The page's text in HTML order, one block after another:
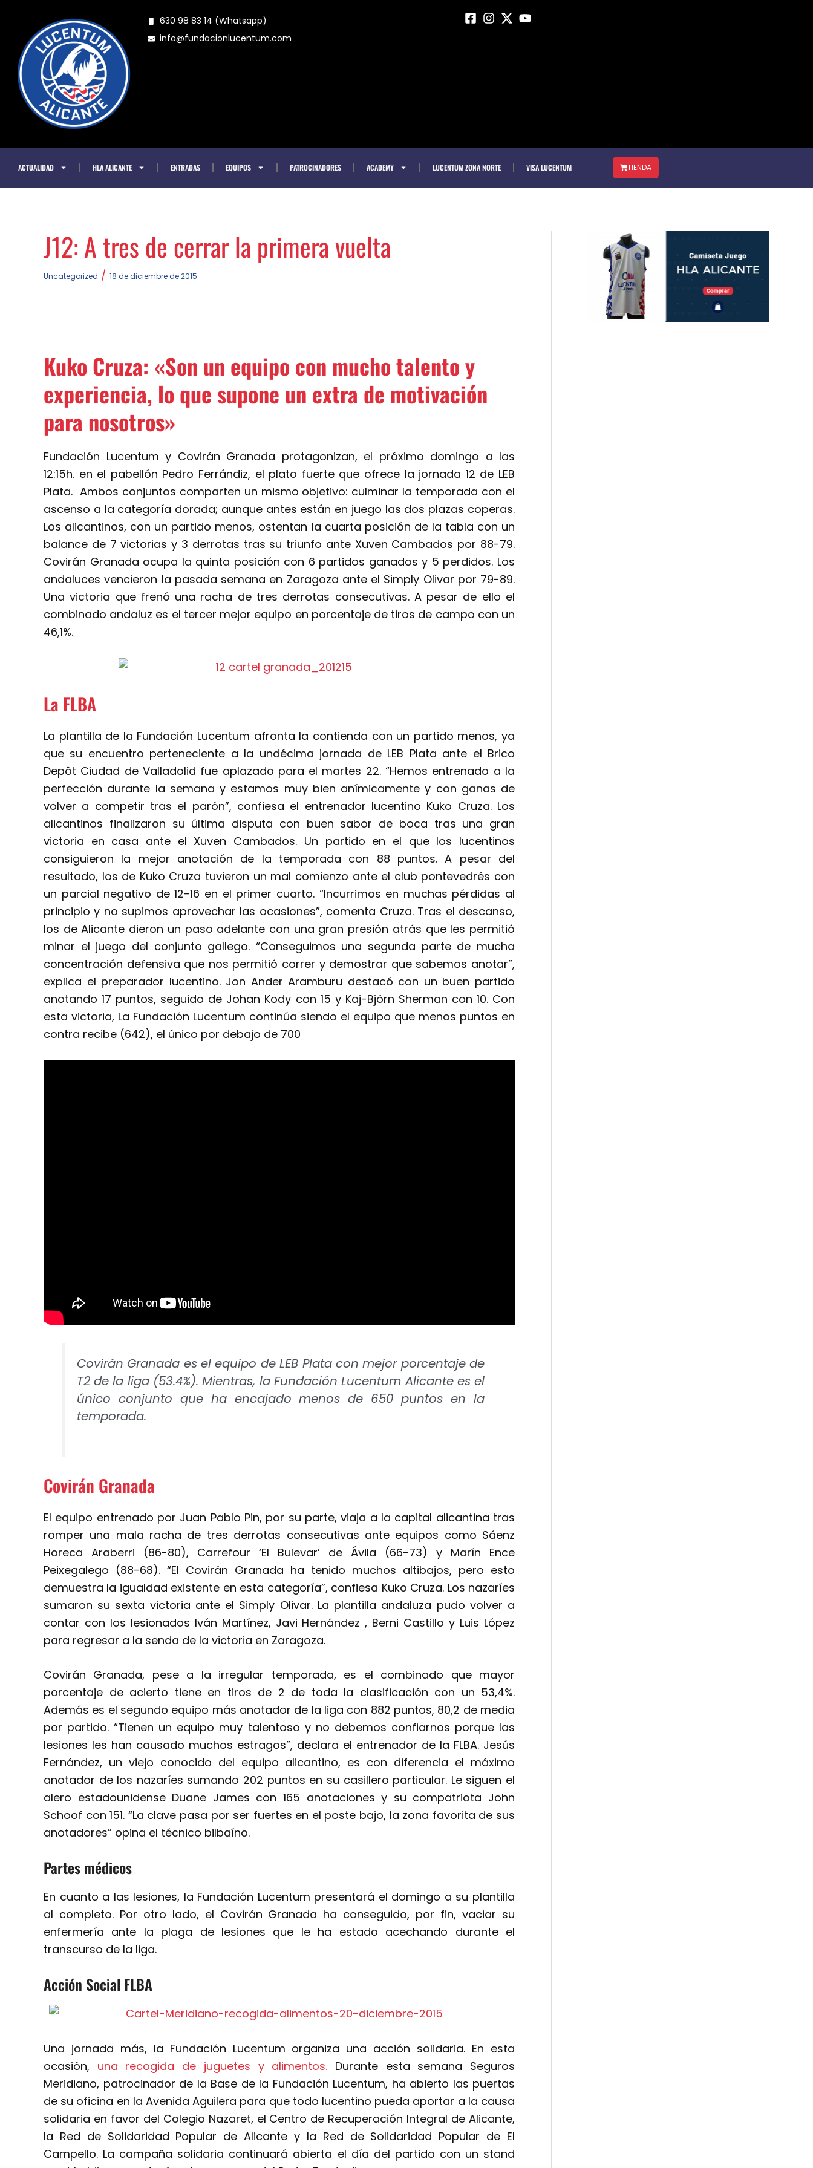
contenido
630 98 83 14 (Whatsapp)
info@fundacionlucentum.com
ACTUALIDAD HLA ALICANTE ENTRADAS EQUIPOS PATROCINADORES ACADEMY LUCENTUM ZONA NORTE VISA LUCENTUM TIENDA
J12: A tres de cerrar la primera vuelta
Uncategorized / 18 de diciembre de 2015
Kuko Cruza: «Son un equipo con mucho talento y
experiencia, lo que supone un extra de motivación
para nosotros»
Fundación Lucentum y Covirán Granada protagonizan, el próximo domingo a las
12:15h. en el pabellón Pedro Ferrándiz, el plato fuerte que ofrece la jornada 12 de LEB
Plata. Ambos conjuntos comparten un mismo objetivo: culminar la temporada con el
ascenso a la categoría dorada; aunque antes están en juego las dos plazas coperas.
Los alicantinos, con un partido menos, ostentan la cuarta posición de la tabla con un
balance de 7 victorias y 3 derrotas tras su triunfo ante Xuven Cambados por 88-79.
Covirán Granada ocupa la quinta posición con 6 partidos ganados y 5 perdidos. Los
andaluces vencieron la pasada semana en Zaragoza ante el Simply Olivar por 79-89.
Una victoria que frenó una racha de tres derrotas consecutivas. A pesar de ello el
combinado andaluz es el tercer mejor equipo en porcentaje de tiros de campo con un
46,1%.
La FLBA
La plantilla de la Fundación Lucentum afronta la contienda con un partido menos, ya
que su encuentro perteneciente a la undécima jornada de LEB Plata ante el Brico
Depôt Ciudad de Valladolid fue aplazado para el martes 22. “Hemos entrenado a la
perfección durante la semana y estamos muy bien anímicamente y con ganas de
volver a competir tras el parón”, confiesa el entrenador lucentino Kuko Cruza. Los
alicantinos finalizaron su última disputa con buen sabor de boca tras una gran
victoria en casa ante el Xuven Cambados. Un partido en el que los lucentinos
consiguieron la mejor anotación de la temporada con 88 puntos. A pesar del
resultado, los de Kuko Cruza tuvieron un mal comienzo ante el club pontevedrés con
un parcial negativo de 12-16 en el primer cuarto. “Incurrimos en muchas pérdidas al
principio y no supimos aprovechar las ocasiones”, comenta Cruza. Tras el descanso,
los de Alicante dieron un paso adelante con una gran presión atrás que les permitió
minar el juego del conjunto gallego. “Conseguimos una segunda parte de mucha
concentración defensiva que nos permitió correr y demostrar que sabemos anotar”,
explica el preparador lucentino. Jon Ander Aramburu destacó con un buen partido
anotando 17 puntos, seguido de Johan Kody con 15 y Kaj-Björn Sherman con 10. Con
esta victoria, La Fundación Lucentum continúa siendo el equipo que menos puntos en
contra recibe (642), el único por debajo de 700
Covirán Granada es el equipo de LEB Plata con mejor porcentaje de
T2 de la liga (53.4%). Mientras, la Fundación Lucentum Alicante es el
único conjunto que ha encajado menos de 650 puntos en la
temporada.
Covirán Granada
El equipo entrenado por Juan Pablo Pin, por su parte, viaja a la capital alicantina tras
romper una mala racha de tres derrotas consecutivas ante equipos como Sáenz
Horeca Araberri (86-80), Carrefour ‘El Bulevar’ de Ávila (66-73) y Marín Ence
Peixegalego (88-68). “El Covirán Granada ha tenido muchos altibajos, pero esto
demuestra la igualdad existente en esta categoría”, confiesa Kuko Cruza. Los nazaríes
sumaron su sexta victoria ante el Simply Olivar. La plantilla andaluza pudo volver a
contar con los lesionados Iván Martínez, Javi Hernández , Berni Castillo y Luis López
para regresar a la senda de la victoria en Zaragoza.
Covirán Granada, pese a la irregular temporada, es el combinado que mayor
porcentaje de acierto tiene en tiros de 2 de toda la clasificación con un 53,4%.
Además es el segundo equipo más anotador de la liga con 882 puntos, 80,2 de media
por partido. “Tienen un equipo muy talentoso y no debemos confiarnos porque las
lesiones les han causado muchos estragos”, declara el entrenador de la FLBA. Jesús
Fernández, un viejo conocido del equipo alicantino, es con diferencia el máximo
anotador de los nazaríes sumando 202 puntos en su casillero particular. Le siguen el
alero estadounidense Duane James con 165 anotaciones y su compatriota John
Schoof con 151. “La clave pasa por ser fuertes en el poste bajo, la zona favorita de sus
anotadores” opina el técnico bilbaíno.
Partes médicos
En cuanto a las lesiones, la Fundación Lucentum presentará el domingo a su plantilla
al completo. Por otro lado, el Covirán Granada ha conseguido, por fin, vaciar su
enfermería ante la plaga de lesiones que le ha estado acechando durante el
transcurso de la liga.
Acción Social FLBA
Una jornada más, la Fundación Lucentum organiza una acción solidaria. En esta
ocasión, una recogida de juguetes y alimentos. Durante esta semana Seguros
Meridiano, patrocinador de la Base de la Fundación Lucentum, ha abierto las puertas
de su oficina en la Avenida Aguilera para que todo lucentino pueda aportar a la causa
solidaria en favor del Colegio Nazaret, el Centro de Recuperación Integral de Alicante,
la Red de Solidaridad Popular de Alicante y la Red de Solidaridad Popular de El
Campello. La campaña solidaria continuará abierta el día del partido con un stand